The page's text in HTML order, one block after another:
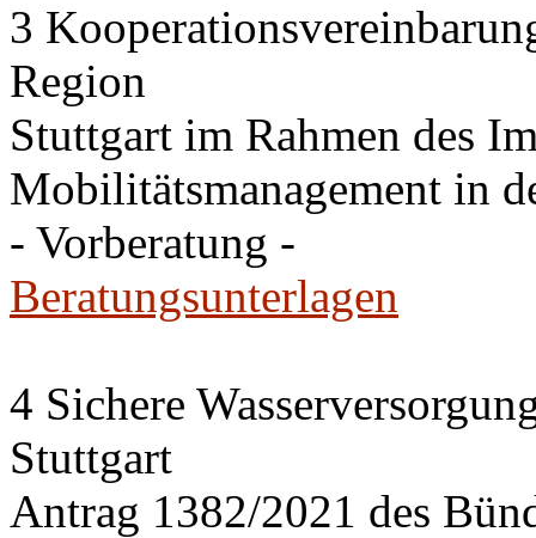
3
Region
Stuttgart im Rahmen des
Mobilitätsmanagement in
- Vorberatung -
Beratungsunterlagen
4 Sichere
Stuttgart
Antrag 1382/2021 des